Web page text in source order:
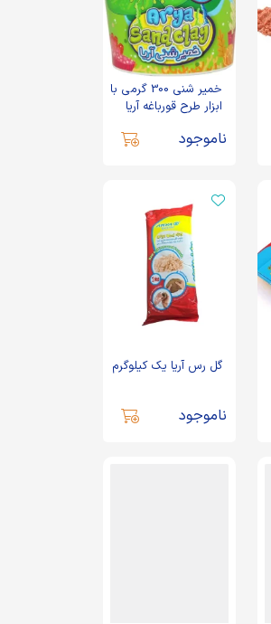
خمیر شنی 300 گرمی با
ابزار طرح قورباغه آریا
ناموجود
گل رس آریا یک کیلوگرم
ناموجود